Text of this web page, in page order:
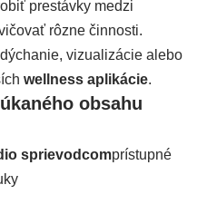
prestávky medzi
rôzne činnosti.
vizualizácie alebo
wellness aplikácie.
obsahu
sprievodcomprístupné